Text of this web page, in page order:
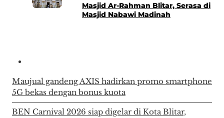
Masjid Ar-Rahman Blitar, Serasa di
Masjid Nabawi Madinah
Maujual gandeng AXIS hadirkan promo smartphone
5G bekas dengan bonus kuota
BEN Carnival 2026 siap digelar di Kota Blitar,